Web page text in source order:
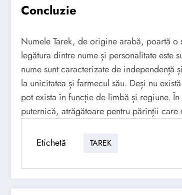
Concluzie
Numele Tarek, de origine arabă, poartă
legătura dintre nume și personalitate este
nume sunt caracterizate de
la unicitatea și farmecul său. Deși nu
pot exista în funcție de limbă și regiune.
puternică, atrăgătoare pentru părinții care
Etichetă TAREK